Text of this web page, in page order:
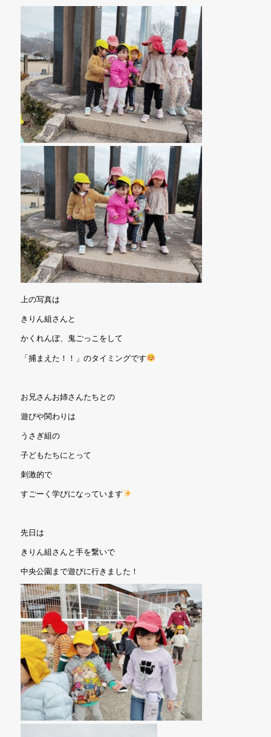
上の写真は
きりん組さんと
かくれんぼ、鬼ごっこをして
「捕まえた！！」のタイミングです
お兄さんお姉さんたちとの
遊びや関わりは
うさぎ組の
子どもたちにとって
刺激的で
すごーく学びになっています
先日は
きりん組さんと手を繋いで
中央公園まで遊びに行きました！